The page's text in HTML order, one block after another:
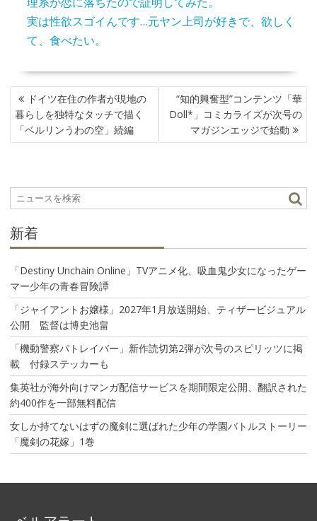
実は性欲スゴイんです…元ヤン上司が好きで、欲しく
て、食べたい。
投
稿
ナ
ビ
シ
ョ
ドイツ在住の作者が現地の
暮らしを独特なタッチで描く
「ベルリンうわの空」続編
“知的興奮型”コンテンツ「華
Doll*」コミカライズが次号の
マガジンエッジで始動
新着
「Destiny Unchain Online」TVアニメ化、吸血鬼少女になったゲー
マー少年の青春冒険譚
「ジャイアントお嬢様」2027年1月放送開始、ティザービジュアル
公開 監督は博史池畠
「機動警察パトレイバー」新作読切第2弾が次号のスピリッツに掲
載 付録ステッカーも
集英社が海外向けマンガ配信サービスを期間限定公開、翻訳された
約400作を一部無料配信
女しか持てないはずの魔剣に選ばれた少年の学園バトルストーリー
「魔剣の花嫁」1巻